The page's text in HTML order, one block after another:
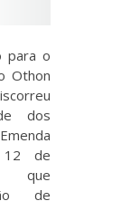
para o
Othon
dos
12 de
que
de